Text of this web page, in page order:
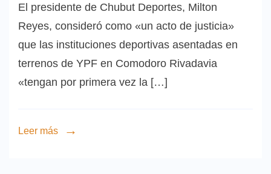
El presidente de Chubut Deportes, Milton
Reyes, consideró como «un acto de justicia»
que las instituciones deportivas asentadas en
terrenos de YPF en Comodoro Rivadavia
«tengan por primera vez la […]
Leer más